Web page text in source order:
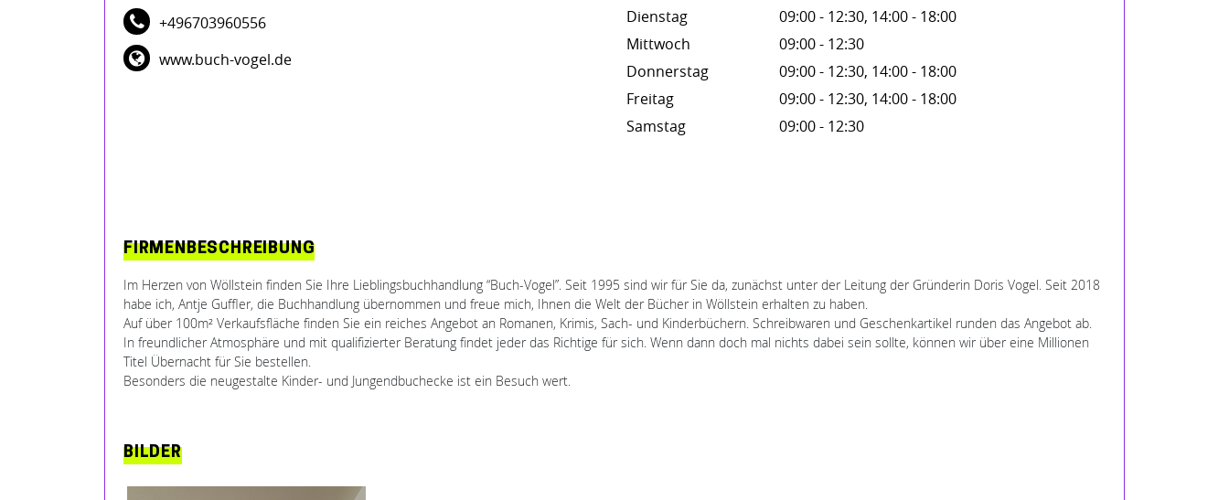
+496703960556
www.buch-vogel.de
Dienstag
09:00 - 12:30, 14:00 - 18:00
Mittwoch
09:00 - 12:30
Donnerstag
09:00 - 12:30, 14:00 - 18:00
Freitag
09:00 - 12:30, 14:00 - 18:00
Samstag
09:00 - 12:30
FIRMENBESCHREIBUNG
Im Herzen von Wöllstein finden Sie Ihre Lieblingsbuchhandlung “Buch-Vogel”. Seit 1995 sind wir für Sie da, zunächst unter der Leitung der Gründerin Doris Vogel. Seit 2018
habe ich, Antje Guffler, die Buchhandlung übernommen und freue mich, Ihnen die Welt der Bücher in Wöllstein erhalten zu haben.
Auf über 100m² Verkaufsfläche finden Sie ein reiches Angebot an Romanen, Krimis, Sach- und Kinderbüchern. Schreibwaren und Geschenkartikel runden das Angebot ab.
In freundlicher Atmosphäre und mit qualifizierter Beratung findet jeder das Richtige für sich. Wenn dann doch mal nichts dabei sein sollte, können wir über eine Millionen
Titel Übernacht für Sie bestellen.
Besonders die neugestalte Kinder- und Jungendbuchecke ist ein Besuch wert.
BILDER